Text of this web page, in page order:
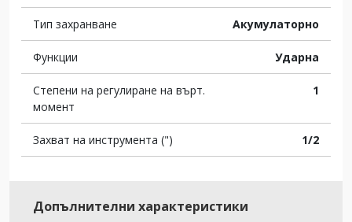
Тип захранване Акумулаторно
Функции Ударна
Степени на регулиране на върт.
момент
1
Захват на инструмента (") 1/2
Допълнителни характеристики